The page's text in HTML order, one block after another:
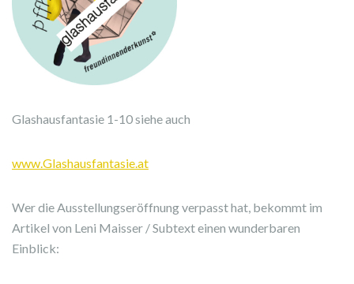
Glashausfantasie 1-10 siehe auch
www.Glashausfantasie.at
Wer die Ausstellungseröffnung verpasst hat, bekommt im
Artikel von Leni Maisser / Subtext einen wunderbaren
Einblick: